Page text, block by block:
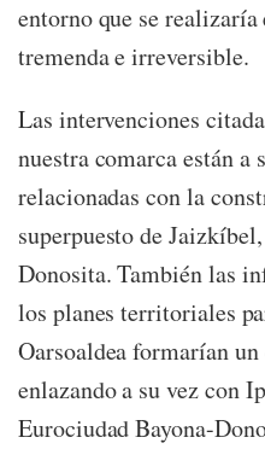
entorno que se
tremenda e irreversible.
Las intervenciones
nuestra comarca están a
relacionadas con la
superpuesto de
Donosita. También las
los planes territoriales
Oarsoaldea formarían
enlazando a su vez con
Eurociudad Bayona-